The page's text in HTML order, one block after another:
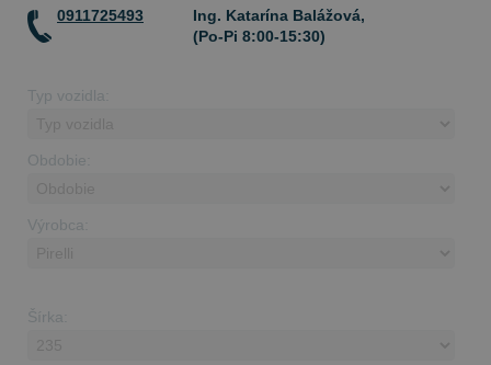
0911725493
Ing. Katarína Balážová,
(Po-Pi 8:00-15:30)
Typ vozidla:
Obdobie:
Výrobca:
Šírka: